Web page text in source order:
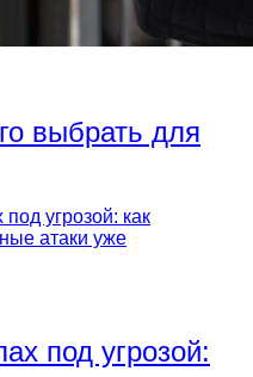
выбрать для
под угрозой: